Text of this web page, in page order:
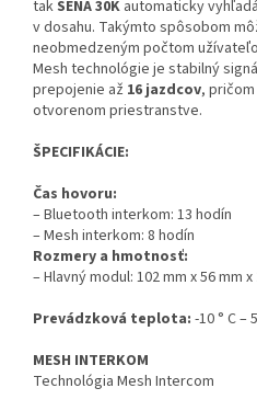
takSENA 30K automaticky
v dosahu. Takýmto spôsobom
neobmedzeným počtom
Mesh technológie je stabilný
prepojenie až 16 jazdcov,
otvorenom priestranstve.
ŠPECIFIKÁCIE:
Čas hovoru:
– Bluetooth interkom: 13 hodín
– Mesh interkom: 8 hodín
Rozmery a hmotnosť:
– Hlavný modul: 102 mm x 56 mm
Prevádzková teplota: -10 ° C –
MESH INTERKOM
Technológia Mesh Intercom